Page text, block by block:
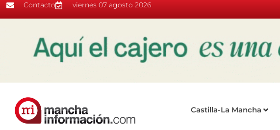
Contacto viernes 07 agosto 2026
Castilla-La Mancha